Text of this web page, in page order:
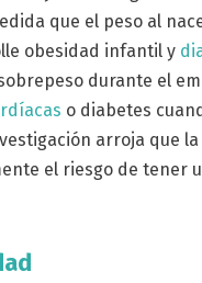
que el peso al
obesidad infantil y
durante el
o diabetes
arroja que
el riesgo de tener